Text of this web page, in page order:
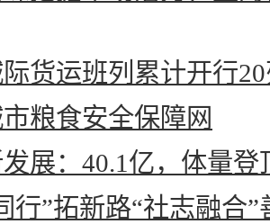
货运班列累计开行
粮食安全保障网
展：40.1亿，体量登
行”拓新路“社志融